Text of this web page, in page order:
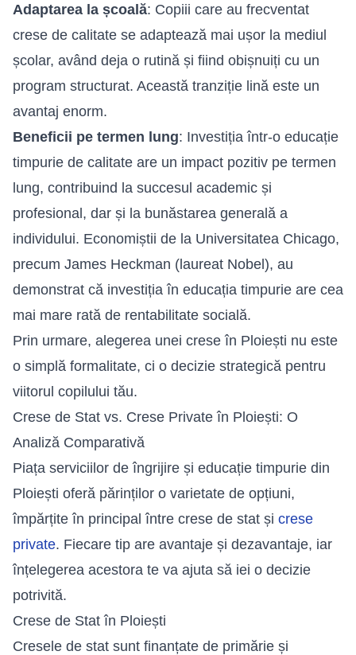
Adaptarea la școală: Copiii care au frecventat
crese de calitate se adaptează mai ușor la mediul
școlar, având deja o rutină și fiind obișnuiți cu un
program structurat. Această tranziție lină este un
avantaj enorm.
Beneficii pe termen lung: Investiția într-o educație
timpurie de calitate are un impact pozitiv pe termen
lung, contribuind la succesul academic și
profesional, dar și la bunăstarea generală a
individului. Economiștii de la Universitatea Chicago,
precum James Heckman (laureat Nobel), au
demonstrat că investiția în educația timpurie are cea
mai mare rată de rentabilitate socială.
Prin urmare, alegerea unei crese în Ploiești nu este
o simplă formalitate, ci o decizie strategică pentru
viitorul copilului tău.
Crese de Stat vs. Crese Private în Ploiești: O
Analiză Comparativă
Piața serviciilor de îngrijire și educație timpurie din
Ploiești oferă părinților o varietate de opțiuni,
împărțite în principal între crese de stat și crese
private. Fiecare tip are avantaje și dezavantaje, iar
înțelegerea acestora te va ajuta să iei o decizie
potrivită.
Crese de Stat în Ploiești
Cresele de stat sunt finanțate de primărie și